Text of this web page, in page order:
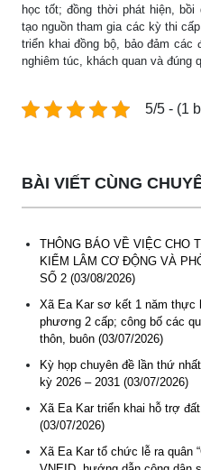
học tốt; đồng thời phát hiện,
tạo nguồn tham gia các kỳ thi
triển khai đồng bộ, bảo đảm các
nghiêm túc, khách quan và đúng
5/5 - (1
BÀI VIẾT CÙNG
THÔNG BÁO VỀ VIỆC CHO
KIỂM LÂM CƠ ĐỘNG VÀ
SỐ 2 (03/08/2026)
Xã Ea Kar sơ kết 1 năm thực
phương 2 cấp; công bố các
thôn, buôn (03/07/2026)
Kỳ họp chuyên đề lần thứ
kỳ 2026 – 2031 (03/07/2026)
Xã Ea Kar triển khai hỗ trợ
(03/07/2026)
Xã Ea Kar tổ chức lễ ra quân
(04-08-2026)
Thông báo hỗ trợ tư vấn,